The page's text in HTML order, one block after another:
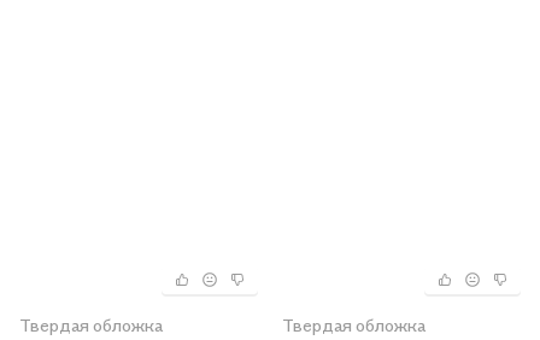
Твердая обложка Твердая обложка